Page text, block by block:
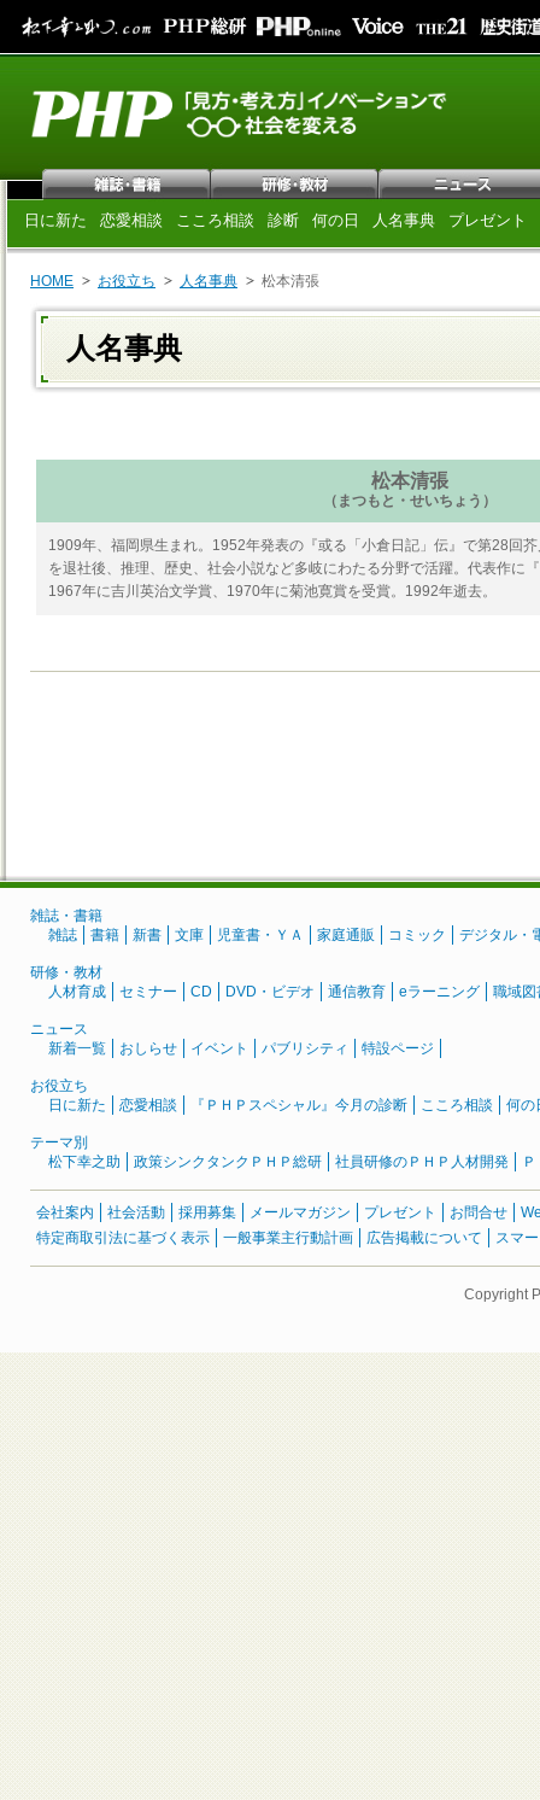
日に新た 恋愛相談 こころ相談 診断 何の日 人名事典 プレゼント
HOME お役立ち 人名事典 松本清張
人名事典
松本清張
（まつもと・せいちょう）
1909年、福岡県生まれ。1952年発表の『或る「小倉日記」伝』で第28回
を退社後、推理、歴史、社会小説など多岐にわたる分野で活躍。代表作に
1967年に吉川英治文学賞、1970年に菊池寛賞を受賞。1992年逝去。
雑誌・書籍
雑誌
書籍 新書 文庫 児童書・ＹＡ 家庭通販 コミック デジタル・
研修・教材
人材育成
セミナー CD DVD・ビデオ 通信教育 eラーニング 職域図
ニュース
新着一覧
おしらせ イベント パブリシティ 特設ページ
お役立ち
日に新た
恋愛相談 『ＰＨＰスペシャル』今月の診断 こころ相談 何の
テーマ別
松下幸之助
政策シンクタンクＰＨＰ総研 社員研修のＰＨＰ人材開発
会社案内 社会活動 採用募集 メールマガジン プレゼント お問合せ
特定商取引法に基づく表示
一般事業主行動計画 広告掲載について スマ
Copyright